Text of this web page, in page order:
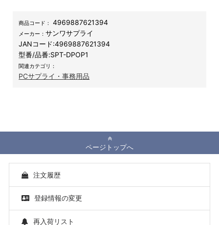
商品コード： 4969887621394
メーカー：サンワサプライ
JANコード:4969887621394
型番/品番:SPT-DPOP1
関連カテゴリ：
PCサプライ・事務用品
ページトップへ
注文履歴
登録情報の変更
再入荷リスト